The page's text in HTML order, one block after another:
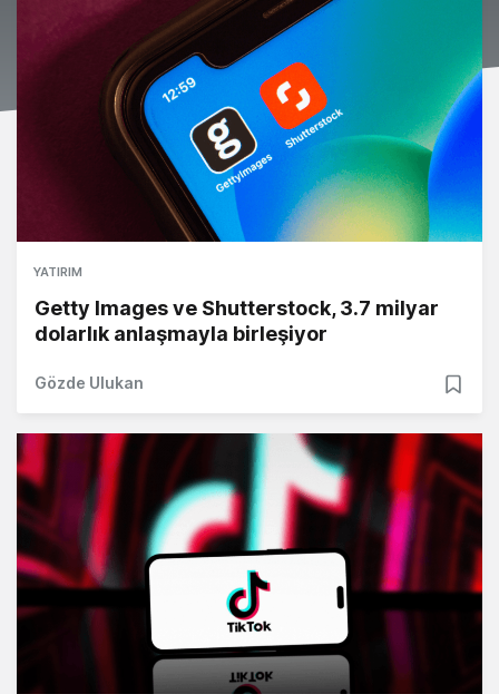
YATIRIM
Getty Images ve Shutterstock, 3.7 milyar
dolarlık anlaşmayla birleşiyor
Gözde Ulukan